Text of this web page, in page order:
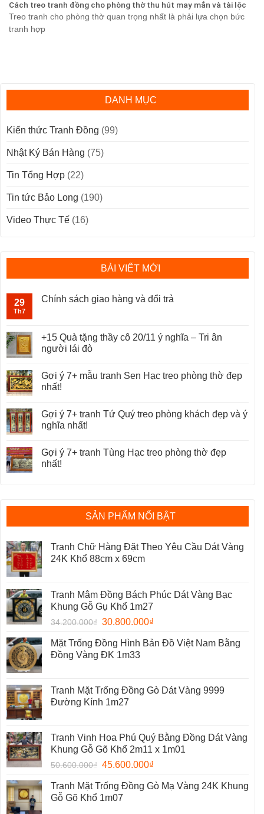
Cách treo tranh đồng cho phòng thờ thu hút may mắn và tài lộc
Treo tranh cho phòng thờ quan trọng nhất là phải lựa chọn bức
tranh hợp
DANH MỤC
Kiến thức Tranh Đồng (99)
Nhật Ký Bán Hàng (75)
Tin Tổng Hợp (22)
Tin tức Bảo Long (190)
Video Thực Tế (16)
BÀI VIẾT MỚI
29
Th7
Chính sách giao hàng và đổi trả
+15 Quà tặng thầy cô 20/11 ý nghĩa – Tri ân
người lái đò
Gợi ý 7+ mẫu tranh Sen Hạc treo phòng thờ đẹp
nhất!
Gợi ý 7+ tranh Tứ Quý treo phòng khách đẹp và ý
nghĩa nhất!
Gợi ý 7+ tranh Tùng Hạc treo phòng thờ đẹp
nhất!
SẢN PHẨM NỔI BẬT
Tranh Chữ Hàng Đặt Theo Yêu Cầu Dát Vàng
24K Khổ 88cm x 69cm
Tranh Mâm Đồng Bách Phúc Dát Vàng Bạc
Khung Gỗ Gụ Khổ 1m27
34.200.000₫ 30.800.000₫
Mặt Trống Đồng Hình Bản Đồ Việt Nam Bằng
Đồng Vàng ĐK 1m33
Tranh Mặt Trống Đồng Gò Dát Vàng 9999
Đường Kính 1m27
Tranh Vinh Hoa Phú Quý Bằng Đồng Dát Vàng
Khung Gỗ Gõ Khổ 2m11 x 1m01
50.600.000₫ 45.600.000₫
Tranh Mặt Trống Đồng Gò Mạ Vàng 24K Khung
Gỗ Gõ Khổ 1m07